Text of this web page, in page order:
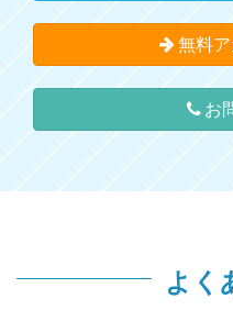
無料
お
よく